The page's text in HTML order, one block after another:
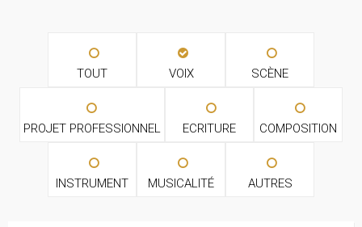
TOUT VOIX SCÈNE
PROJET PROFESSIONNEL ECRITURE COMPOSITION
INSTRUMENT MUSICALITÉ AUTRES